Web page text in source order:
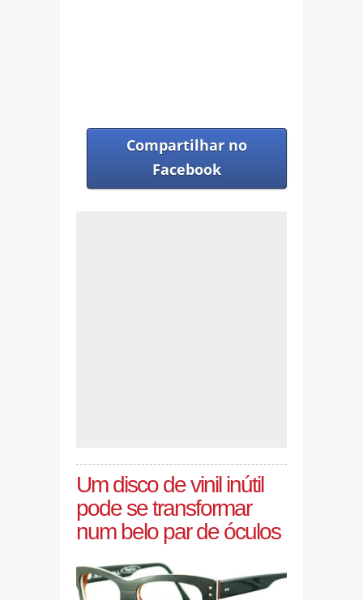
Compartilhar no
Facebook
Um disco de vinil inútil
pode se transformar
num belo par de óculos